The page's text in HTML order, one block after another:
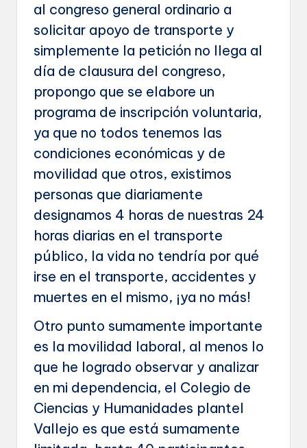
al congreso general ordinario a
solicitar apoyo de transporte y
simplemente la petición no llega al
día de clausura del congreso,
propongo que se elabore un
programa de inscripción voluntaria,
ya que no todos tenemos las
condiciones económicas y de
movilidad que otros, existimos
personas que diariamente
designamos 4 horas de nuestras 24
horas diarias en el transporte
público, la vida no tendría por qué
irse en el transporte, accidentes y
muertes en el mismo, ¡ya no más!
Otro punto sumamente importante
es la movilidad laboral, al menos lo
que he logrado observar y analizar
en mi dependencia, el Colegio de
Ciencias y Humanidades plantel
Vallejo es que está sumamente